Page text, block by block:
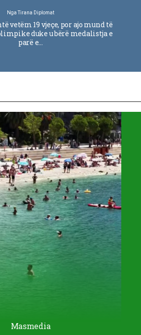
NgaTirana Diplomat
vetëm 19 vjeçe, por ajo mund të
duke u bërë medalistja e
parë e…
Masmedia